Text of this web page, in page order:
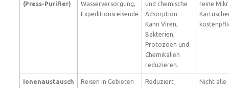
(Press-Purifier)
Wasserversorgung,
Expeditionsreisende
und chemische
Adsorption.
Kann Viren,
Bakterien,
Protozoen und
Chemikalien
reduzieren.
reine
Ionenaustausch
Reisen in Gebieten
Reduziert
Nicht alle